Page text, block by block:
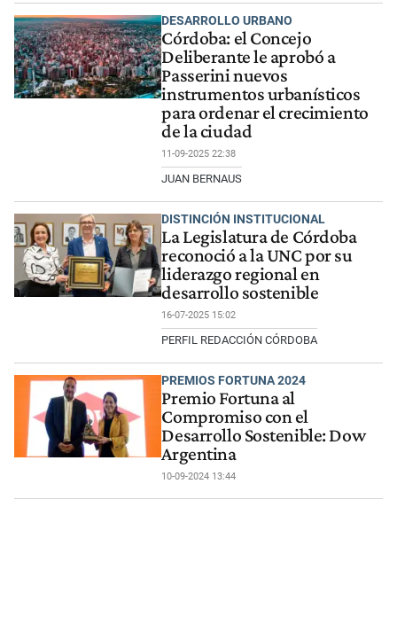
DESARROLLO URBANO
Córdoba: el Concejo
Deliberante le aprobó a
Passerini nuevos
instrumentos urbanísticos
para ordenar el crecimiento
de la ciudad
11-09-2025 22:38
JUAN BERNAUS
DISTINCIÓN INSTITUCIONAL
La Legislatura de Córdoba
reconoció a la UNC por su
liderazgo regional en
desarrollo sostenible
16-07-2025 15:02
PERFIL REDACCIÓN CÓRDOBA
PREMIOS FORTUNA 2024
Premio Fortuna al
Compromiso con el
Desarrollo Sostenible: Dow
Argentina
10-09-2024 13:44